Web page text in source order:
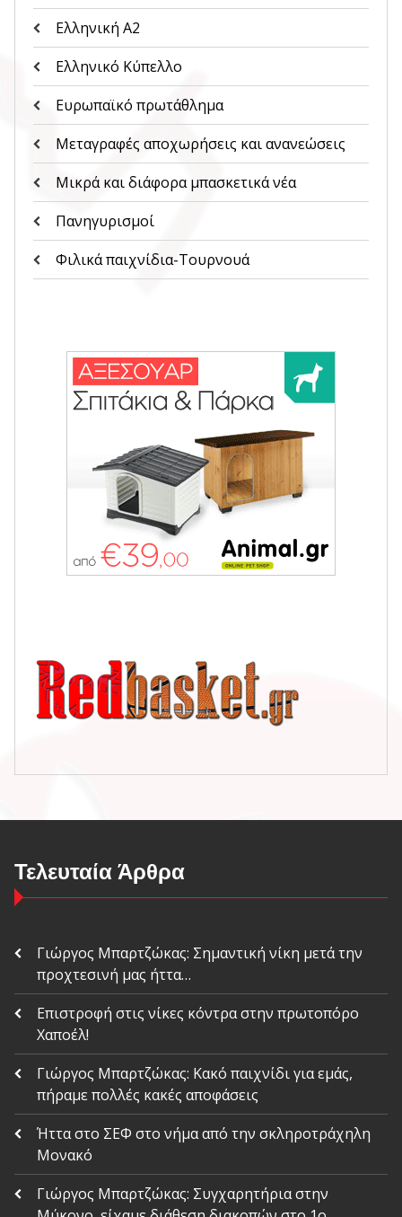
Ελληνική Α2
Ελληνικό Κύπελλο
Ευρωπαϊκό πρωτάθλημα
Μεταγραφές αποχωρήσεις και ανανεώσεις
Μικρά και διάφορα μπασκετικά νέα
Πανηγυρισμοί
Φιλικά παιχνίδια-Τουρνουά
Τελευταία Άρθρα
Γιώργος Μπαρτζώκας: Σημαντική νίκη μετά την
προχτεσινή μας ήττα…
Επιστροφή στις νίκες κόντρα στην πρωτοπόρο
Χαποέλ!
Γιώργος Μπαρτζώκας: Κακό παιχνίδι για εμάς,
πήραμε πολλές κακές αποφάσεις
Ήττα στο ΣΕΦ στο νήμα από την σκληροτράχηλη
Μονακό
Γιώργος Μπαρτζώκας: Συγχαρητήρια στην